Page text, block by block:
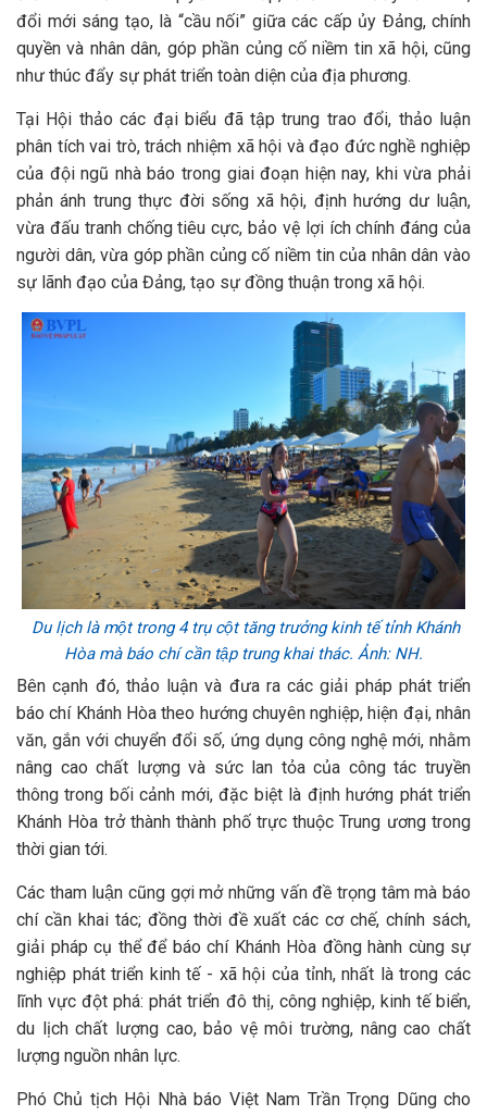
đổi mới sáng tạo, là “cầu nối” giữa các cấp ủy Đảng, chính
quyền và nhân dân, góp phần củng cố niềm tin xã hội, cũng
như thúc đẩy sự phát triển toàn diện của địa phương.
Tại Hội thảo các đại biểu đã tập trung trao đổi, thảo luận
phân tích vai trò, trách nhiệm xã hội và đạo đức nghề nghiệp
của đội ngũ nhà báo trong giai đoạn hiện nay, khi vừa phải
phản ánh trung thực đời sống xã hội, định hướng dư luận,
vừa đấu tranh chống tiêu cực, bảo vệ lợi ích chính đáng của
người dân, vừa góp phần củng cố niềm tin của nhân dân vào
sự lãnh đạo của Đảng, tạo sự đồng thuận trong xã hội.
Du lịch là một trong 4 trụ cột tăng trưởng kinh tế tỉnh Khánh
Hòa mà báo chí cần tập trung khai thác. Ảnh: NH.
Bên cạnh đó, thảo luận và đưa ra các giải pháp phát triển
báo chí Khánh Hòa theo hướng chuyên nghiệp, hiện đại, nhân
văn, gắn với chuyển đổi số, ứng dụng công nghệ mới, nhằm
nâng cao chất lượng và sức lan tỏa của công tác truyền
thông trong bối cảnh mới, đặc biệt là định hướng phát triển
Khánh Hòa trở thành thành phố trực thuộc Trung ương trong
thời gian tới.
Các tham luận cũng gợi mở những vấn đề trọng tâm mà báo
chí cần khai tác; đồng thời đề xuất các cơ chế, chính sách,
giải pháp cụ thể để báo chí Khánh Hòa đồng hành cùng sự
nghiệp phát triển kinh tế - xã hội của tỉnh, nhất là trong các
lĩnh vực đột phá: phát triển đô thị, công nghiệp, kinh tế biển,
du lịch chất lượng cao, bảo vệ môi trường, nâng cao chất
lượng nguồn nhân lực.
Phó Chủ tịch Hội Nhà báo Việt Nam Trần Trọng Dũng cho